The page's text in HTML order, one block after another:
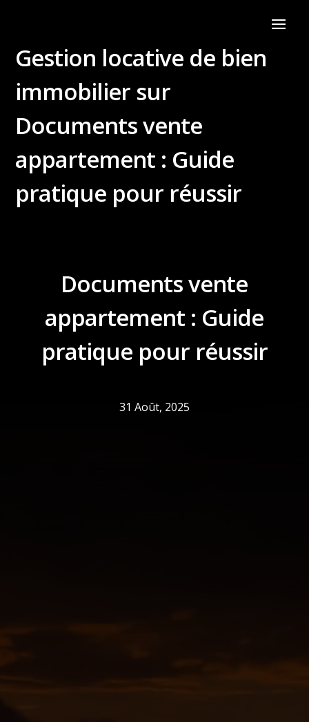
Gestion locative de bien
immobilier sur
Documents vente
appartement : Guide
pratique pour réussir
Documents vente
appartement : Guide
pratique pour réussir
31 Août, 2025